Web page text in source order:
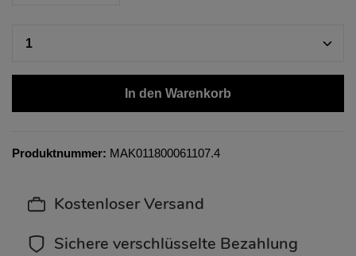
In den Warenkorb
Produktnummer: MAK011800061107.4
Kostenloser Versand
Sichere verschlüsselte Bezahlung